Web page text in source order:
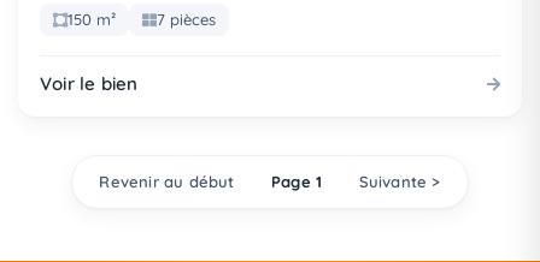
150 m² 7 pièces
Voir le bien
Revenir au début Page 1 Suivante >